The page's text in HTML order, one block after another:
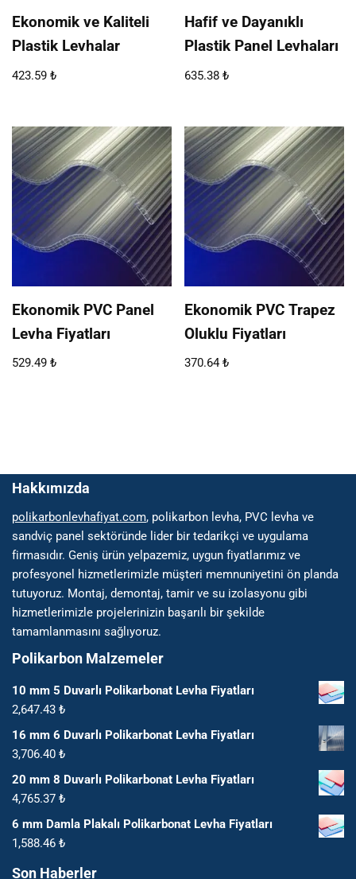
Ekonomik ve Kaliteli
Plastik Levhalar
423.59 ₺
Hafif ve Dayanıklı
Plastik Panel Levhaları
635.38₺
Ekonomik PVC Panel
Levha Fiyatları
529.49 ₺
Ekonomik PVC Trapez
Oluklu Fiyatları
370.64₺
Hakkımızda
polikarbonlevhafiyat.com, polikarbon levha, PVC levha ve
sandviç panel sektöründe lider bir tedarikçi ve uygulama
firmasıdır. Geniş ürün yelpazemiz, uygun fiyatlarımız ve
profesyonel hizmetlerimizle müşteri memnuniyetini ön planda
tutuyoruz. Montaj, demontaj, tamir ve su izolasyonu gibi
hizmetlerimizle projelerinizin başarılı bir şekilde
tamamlanmasını sağlıyoruz.
Polikarbon Malzemeler
10 mm 5 Duvarlı Polikarbonat Levha Fiyatları
2,647.43 ₺
16 mm 6 Duvarlı Polikarbonat Levha Fiyatları
3,706.40 ₺
20 mm 8 Duvarlı Polikarbonat Levha Fiyatları
4,765.37 ₺
6 mm Damla Plakalı Polikarbonat Levha Fiyatları
1,588.46 ₺
Son Haberler